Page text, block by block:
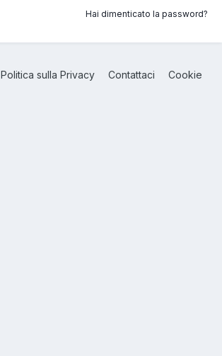
Hai dimenticato la password?
Politica sulla Privacy Contattaci Cookie